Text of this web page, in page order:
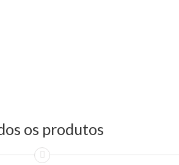
os produtos